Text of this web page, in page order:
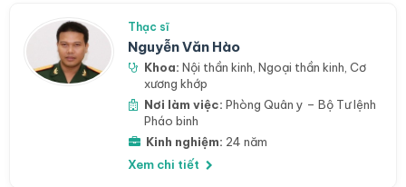
Thạc sĩ
Nguyễn Văn Hào
Khoa: Nội thần kinh Ngoại thần kinh Cơ
xương khớp
Nơi làm việc: Phòng Quân y – Bộ Tư lệnh
Pháo binh
Kinh nghiệm: 24 năm
Xem chi tiết